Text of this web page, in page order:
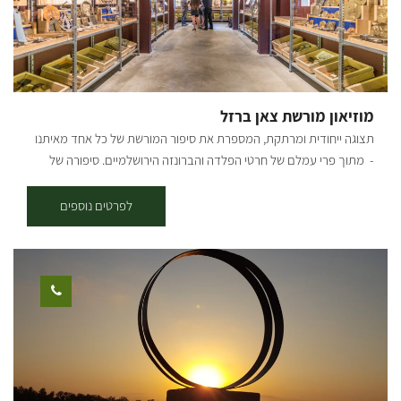
אפשר לרוכבו לשני הכיוונים. ממגדל צאלים רוכבים בצמוד לכביש 222
לכיוון צומת צאלים, שמאלה אל נחל הבשור וחוצים לגדה השניה, בפיצול
המסלולים פונים שמאלה לרכיבה בבתרונות הנחל ואז חזרה למסלול.
באזור מאגרי הבשור עולים מעט מהנחל לרכיבה נופית ויורדים חזרה. מעט
וממשיכים בגשר הרכבת הבריטית וחוצים את הנחל. ממשיכים ברכיבה
לאורך הנחל ובסמוך למאגר נירים חוצים את 232 מתחת לגשר ועולי לחניון
גמה. ממשיכים במורד הנחל לכיוון רעים ומשם עולים על הסינגל האדום
לבארי. קרדיט צילום: טכנוגרפיקס מפה: *המידע מתוך אתרים לה מדווש
מוזיאון מורשת צאן ברזל
תצוגה ייחודית ומרתקת, המספרת את סיפור המורשת של כל אחד מאיתנו
- מתוך פרי עמלם של חרטי הפלדה והברונזה הירושלמיים. סיפורה של
שטרות, מטבעות, שמות מקומות ועוד. דווקא בצאלים תמצאו מוזאון מיוחד
ומרתק המציג את המורשת הארצישראלית של תשעים השנים האחרונות
מוטבעת בפלדה ובמתכת. הסיפור התחיל בסבא שמואל שעלה לארץ מוינה
ב-1911. בהמלצת מורו ורבו בוריס שץ מבצלאל פתח בירושלים בית
מלאכה לחותמות ולפיתוחים אומנותיים. שמואל עוד נע על הקו
וינה-ירושלים אבל לבסוף השתקע סופית בעיר הקודש ופעל בה עם שני בניו.
ב-2003 החליט אליהו לסגור את העסק המשפחתי שפעל בירושלים
ולהעבירו לקיבוץ. במשך כעשר שנים שכנו להם מאות הפריטים במקלט
הקטן והצפוף. לימים התחוור לבועז שהציל אוצר היסטורי מרתק, שמשך
מבקרים רבים ושימעו יצא למרחוק. עם קבלת סיוע ממשלתי ציבורי נוסף
לפרטים נוספים